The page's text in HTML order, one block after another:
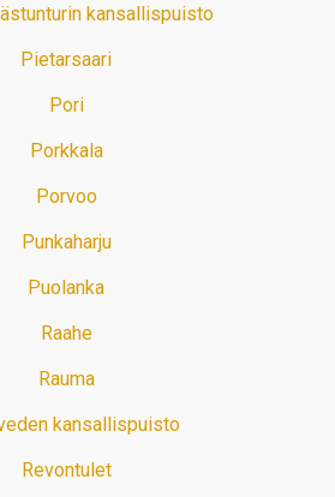
kansallispuisto
Pietarsaari
Pori
Porkkala
Porvoo
Punkaharju
Puolanka
Raahe
Rauma
kansallispuisto
Revontulet